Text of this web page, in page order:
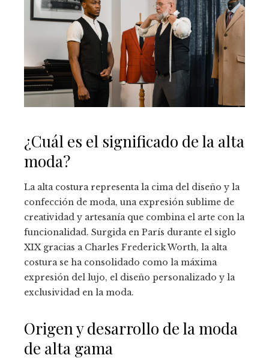
¿Cuál es el significado de la alta
moda?
La alta costura representa la cima del diseño y la
confección de moda, una expresión sublime de
creatividad y artesanía que combina el arte con la
funcionalidad. Surgida en París durante el siglo
XIX gracias a Charles Frederick Worth, la alta
costura se ha consolidado como la máxima
expresión del lujo, el diseño personalizado y la
exclusividad en la moda.
Origen y desarrollo de la moda
de alta gama